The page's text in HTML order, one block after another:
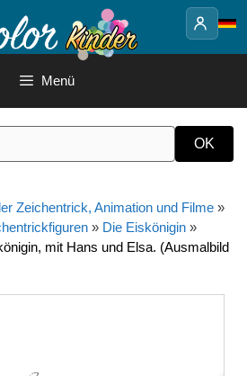
Menü
Zeichentrick, Animation und Filme »
» Die Eiskönigin »
mit Hans und Elsa. (Ausmalbild